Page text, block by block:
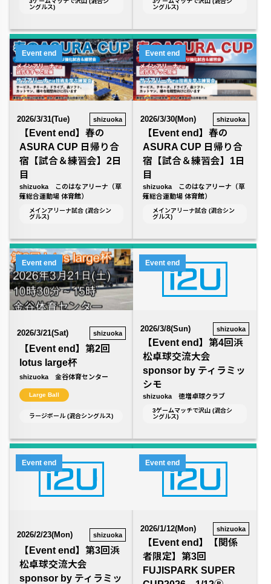
ングルス)
ングルス)
Event end
2026/3/31(Tue) shizuoka
【Event end】春の
ASURA CUP 日帰り合
宿【試合＆練習会】2日
目
shizuoka このはなアリーナ（草
薙総合運動場 体育館）
メインアリーナ試合 (混合シン
グルス)
Event end
2026/3/30(Mon) shizuoka
【Event end】春の
ASURA CUP 日帰り合
宿【試合＆練習会】1日
目
shizuoka このはなアリーナ（草
薙総合運動場 体育館）
メインアリーナ試合 (混合シン
グルス)
Event end
2026/3/21(Sat) shizuoka
【Event end】第2回
lotus large杯
shizuoka 金谷体育センター
Large Ball
ラージボール (混合シングルス)
Event end
2026/3/8(Sun) shizuoka
【Event end】第4回浜
松卓球交流大会
sponsor by ティラミッ
シモ
shizuoka 徳増卓球クラブ
3ゲームマッチで沢山 (混合シ
ングルス)
Event end
2026/2/23(Mon) shizuoka
【Event end】第3回浜
松卓球交流大会
sponsor by ティラミッ
Event end
2026/1/12(Mon) shizuoka
【Event end】【関係
者限定】第3回
FUJISPARK SUPER